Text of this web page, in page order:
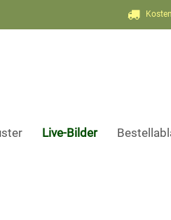
Live-Bilder